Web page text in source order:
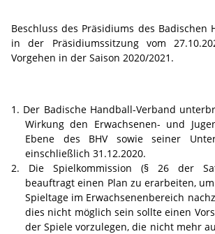
Beschluss des Präsidiums des Badischen
in der Präsidiumssitzung vom
Vorgehen in der Saison 2020/2021.
Der Badische Handball-Verband
Wirkung den Erwachsenen- und
Ebene des BHV sowie seiner
einschließlich 31.12.2020.
Die Spielkommission (§ 26 der
beauftragt einen Plan zu erarbeiten,
Spieltage im Erwachsenenbereich
dies nicht möglich sein sollte einen
der Spiele vorzulegen, die nicht mehr